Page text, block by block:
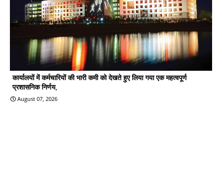
कार्यालयों में कर्मचारियों की भारी कमी को देखते हुए लिया गया एक महत्वपूर्ण
प्रशासनिक निर्णय,
August 07, 2026